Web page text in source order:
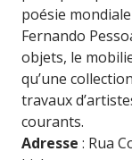
poésie
Fernando
objets, le
qu’une
travaux
courants.
Adresse : Rua